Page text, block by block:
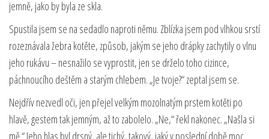
jemně, jako by byla ze skla.
Spustila jsem se na sedadlo naproti němu. Zblízka jsem pod vlhkou srstí
rozeznávala žebra kotěte, způsob, jakým se jeho drápky zachytily o vlnu
jeho rukávu – nesnažilo se vyprostit, jen se drželo toho cizince,
páchnoucího deštěm a starým chlebem. „Je tvoje?“ zeptal jsem se.
Nejdřív nezvedl oči, jen přejel velkým mozolnatým prstem kotěti po
hlavě, gestem tak jemným, až to zabolelo. „Ne,“ řekl nakonec. „Našla si